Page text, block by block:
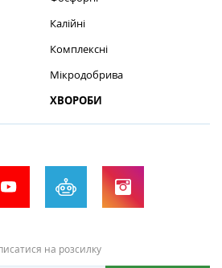
Калійні
Комплексні
Мікродобрива
ХВОРОБИ
на розсилку